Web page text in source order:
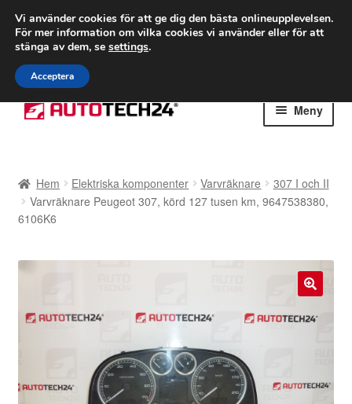
FRAKT från 75 kr
Världsomspännande frakt
Ring 766 924 713
Hoppa
till
Hoppa
till
Meny
Betalningar
Kolla upp
Hem Elektriska komponenter Varvräknare
307 I och II
Varvräknare Peugeot 307, körd 127 tusen km, 9647538380,
6106K6
Vi använder cookies för att ge dig den bästa onlineupplevelsen.
För mer information om vilka cookies vi använder eller för att
stänga av dem, se settings.
Acceptera